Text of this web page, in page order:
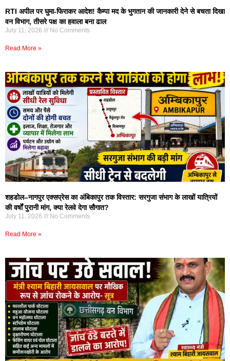
RTI अपील पर घुमा-फिराकर आदेश! कैम्पा मद के भुगतान की जानकारी देने से बचता दिखा
वन विभाग, तीसरे पक्ष का हवाला बना ढाल
July 11, 2026 No Comments
Read More »
शहडोल–नागपुर एक्सप्रेस का अंबिकापुर तक विस्तार: सरगुजा संभाग के लाखों यात्रियों
की वर्षों पुरानी मांग, क्या रेलवे देगा सौगात?
July 11, 2026 No Comments
Read More »